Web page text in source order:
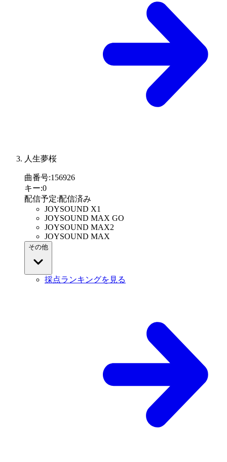
人生夢桜
曲番号:156926
キー:0
配信予定:配信済み
JOYSOUND X1
JOYSOUND MAX GO
JOYSOUND MAX2
JOYSOUND MAX
その他
採点ランキングを見る